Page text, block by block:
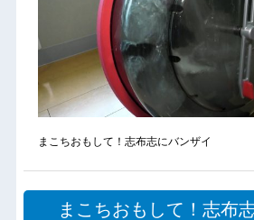
まこちおもして！志布志にバンザイ
まこちおもして！志布